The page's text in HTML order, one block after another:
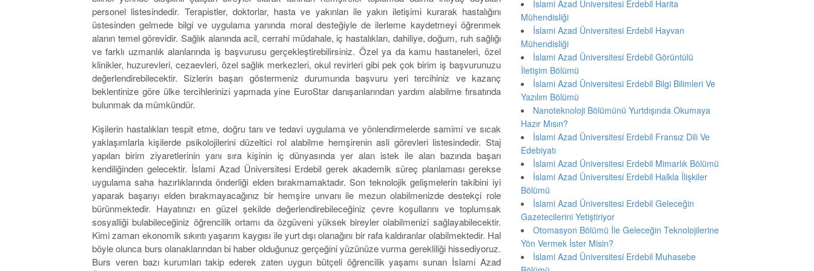
personel listesindedir. Terapistler, doktorlar, hasta ve yakınları ile yakın iletişimi kurarak hastalığını
üstesinden gelmede bilgi ve uygulama yanında moral desteğiyle de ilerleme kaydetmeyi öğrenmek
alanın temel görevidir. Sağlık alanında acil, cerrahi müdahale, iç hastalıkları, dahiliye, doğum, ruh sağlığı
ve farklı uzmanlık alanlarında iş başvurusu gerçekleştirebilirsiniz. Özel ya da kamu hastaneleri, özel
klinikler, huzurevleri, cezaevleri, özel sağlık merkezleri, okul revirleri gibi pek çok birim iş başvurunuzu
değerlendirebilecektir. Sizlerin başarı göstermeniz durumunda başvuru yeri tercihiniz ve kazanç
beklentinize göre ülke tercihlerinizi yapmada yine EuroStar danışanlarından yardım alabilme fırsatında
bulunmak da mümkündür.
Kişilerin hastalıkları tespit etme, doğru tanı ve tedavi uygulama ve yönlendirmelerde samimi ve sıcak
yaklaşımlarla kişilerde psikolojilerini düzeltici rol alabilme hemşirenin asli görevleri listesindedir. Staj
yapılan birim ziyaretlerinin yanı sıra kişinin iç dünyasında yer alan istek ile alan bazında başarı
kendiliğinden gelecektir. İslami Azad Üniversitesi Erdebil gerek akademik süreç planlaması gerekse
uygulama saha hazırlıklarında önderliği elden bırakmamaktadır. Son teknolojik gelişmelerin takibini iyi
yaparak başarıyı elden bırakmayacağınız bir hemşire unvanı ile mezun olabilmenizde destekçi role
bürünmektedir. Hayatınızı en güzel şekilde değerlendirebileceğiniz çevre koşullarını ve toplumsak
sosyalliği bulabileceğiniz öğrencilik ortamı da özgüveni yüksek bireyler olabilmenizi sağlayabilecektir.
Kimi zaman ekonomik sıkıntı yaşarım kaygısı ile yurt dışı olanağını bir rafa kaldıranlar olabilmektedir. Hal
böyle olunca burs olanaklarından bi haber olduğunuz gerçeğini yüzünüze vurma gerekliliği hissediyoruz.
Burs veren bazı kurumları takip ederek zaten uygun bütçeli öğrencilik yaşamı sunan İslami Azad
İslami Azad Üniversitesi Erdebil Harita
Mühendisliği
İslami Azad Üniversitesi Erdebil Hayvan
Mühendisliği
İslami Azad Üniversitesi Erdebil Görüntülü
İletişim Bölümü
İslami Azad Üniversitesi Erdebil Bilgi Bilimleri Ve
Yazılım Bölümü
Nanoteknoloji Bölümünü Yurtdışında Okumaya
Hazır Mısın?
İslami Azad Üniversitesi Erdebil Fransız Dili Ve
Edebiyatı
İslami Azad Üniversitesi Erdebil Mimarlık Bölümü
İslami Azad Üniversitesi Erdebil Halkla İlişkiler
Bölümü
İslami Azad Üniversitesi Erdebil Geleceğin
Gazetecilerini Yetiştiriyor
Otomasyon Bölümü İle Geleceğin Teknolojilerine
Yön Vermek İster Misin?
İslami Azad Üniversitesi Erdebil Muhasebe